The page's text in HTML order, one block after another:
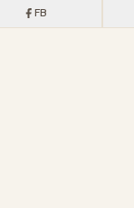
FB